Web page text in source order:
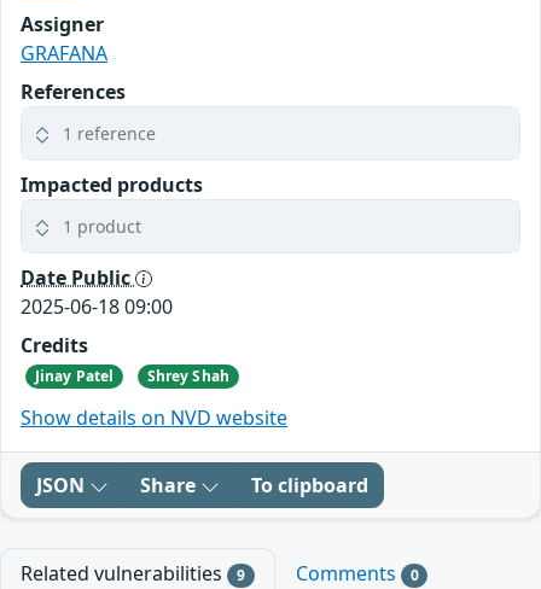
Assigner
GRAFANA
References
1 reference
Impacted products
1 product
Date Public
2025-06-18 09:00
Credits
Jinay Patel Shrey Shah
Show details on NVD website
JSON Share To clipboard
Related vulnerabilities 9 Comments 0